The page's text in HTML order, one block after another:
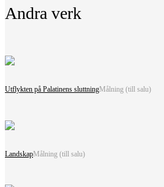
Andra verk
Utflykten på Palatinens sluttningMålning (till salu)
LandskapMålning (till salu)